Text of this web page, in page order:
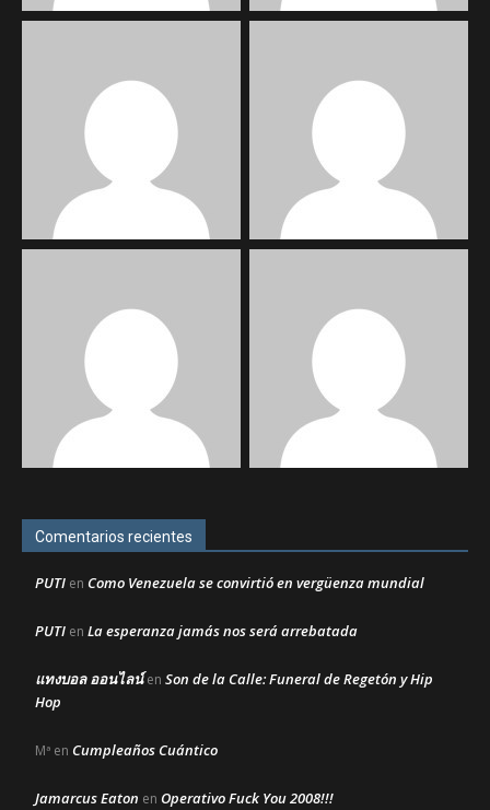
Comentarios recientes
PUTI en Como Venezuela se convirtió en vergüenza mundial
PUTI en La esperanza jamás nos será arrebatada
แทงบอล ออนไลน์en Son de la Calle: Funeral de Regetón y Hip
Hop
Mª en Cumpleaños Cuántico
Jamarcus Eaton en Operativo Fuck You 2008!!!